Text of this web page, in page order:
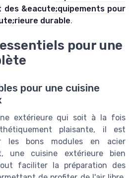
&eacute;quipements pour
durable.
pour une
pour une cuisine
extérieure qui soit à la fois
plaisante, il est
les bons modules en acier
une cuisine extérieure bien
faciliter la préparation des